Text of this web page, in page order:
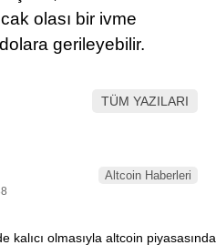
olası bir ivme
gerileyebilir.
TÜM YAZILARI
Altcoin Haberleri